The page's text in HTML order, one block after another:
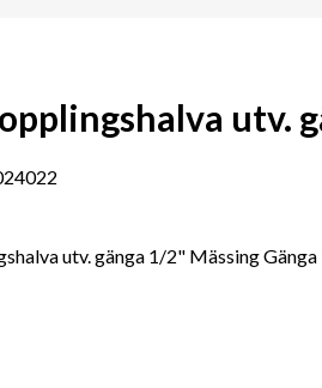
utv.
utv. gänga 1/2" Mässing